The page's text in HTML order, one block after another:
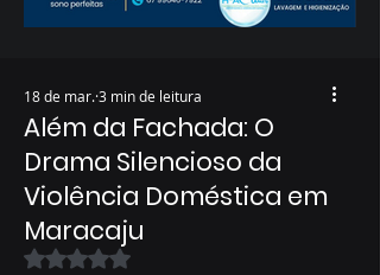
Além da Fachada: O
Drama Silencioso da
Violência Doméstica em
Maracaju
18 de mar.3 min de leitura
Avaliado com NaN de 5 estrelas.